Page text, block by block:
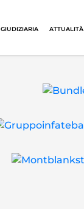
GIUDIZIARIA ATTUALITÀ